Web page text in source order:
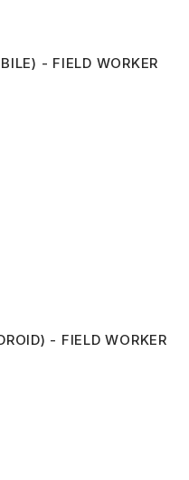
- FIELD WORKER
- FIELD WORKER